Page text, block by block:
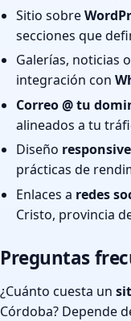
Sitio sobre
secciones que
Galerías, noticias
integración con
Correo @ tu
alineados a tu
Diseño responsive
prácticas de
Enlaces a redes
Cristo, provincia
Preguntas
¿Cuánto cuesta un
Córdoba? Depende